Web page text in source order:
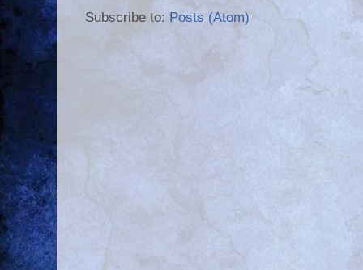
Subscribe to:Posts (Atom)